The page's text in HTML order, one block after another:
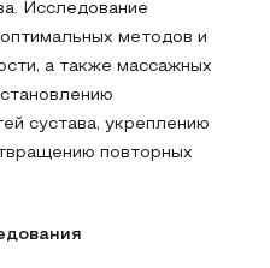
Исследование
методов и
а также массажных
сустава, укреплению
повторных